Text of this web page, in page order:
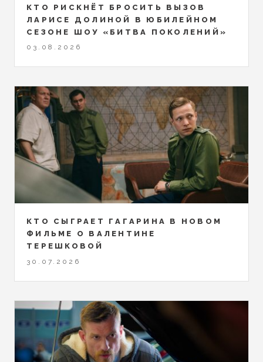
КТО РИСКНЁТ БРОСИТЬ ВЫЗОВ
ЛАРИСЕ ДОЛИНОЙ В ЮБИЛЕЙНОМ
СЕЗОНЕ ШОУ «БИТВА ПОКОЛЕНИЙ»
03.08.2026
КТО СЫГРАЕТ ГАГАРИНА В НОВОМ
ФИЛЬМЕ О ВАЛЕНТИНЕ
ТЕРЕШКОВОЙ
30.07.2026